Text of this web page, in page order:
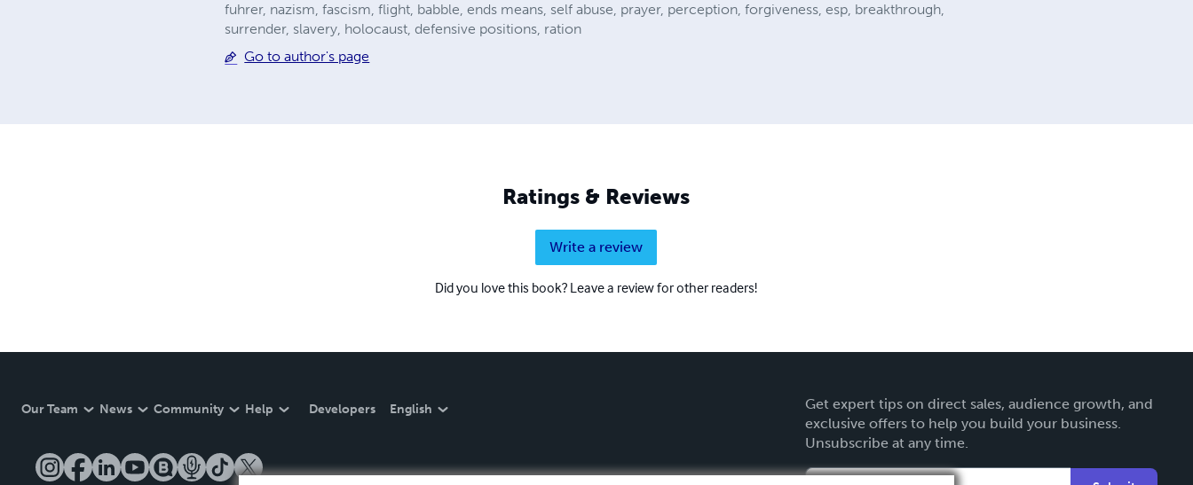
fuhrer, nazism, fascism, flight, babble, ends means, self abuse, prayer, perception, forgiveness, esp, breakthrough,
surrender, slavery, holocaust, defensive positions, ration
Go to author's page
Ratings & Reviews
Write a review
Did you love this book? Leave a review for other readers!
Our Team News Community Help Developers English
Get expert tips on direct sales, audience growth, and
exclusive offers to help you build your business.
Unsubscribe at any time.